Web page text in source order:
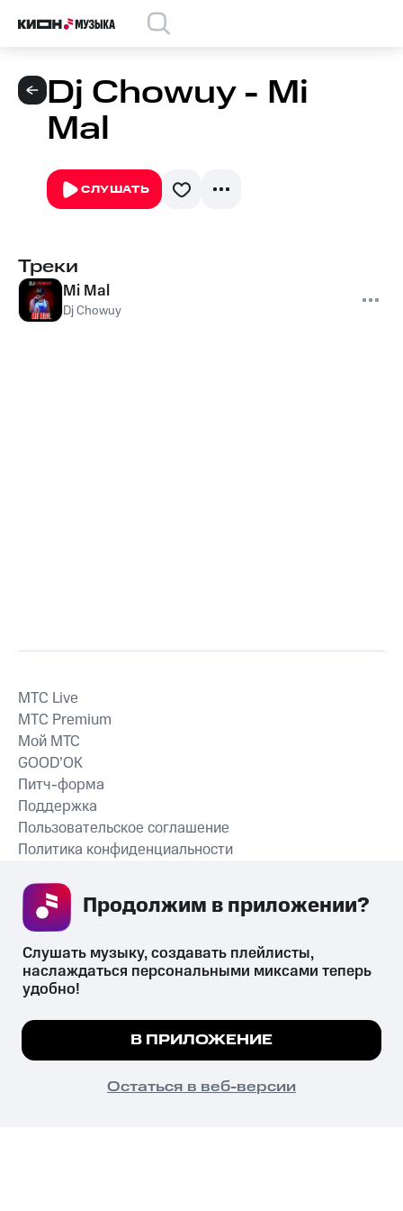
Dj Chowuy - Mi
Mal
СЛУШАТЬ
Треки
Mi Mal
Dj Chowuy
СКАЧАТЬ ПРИЛОЖЕНИЕ
MTС Live
MTС Premium
Мой МТС
GOOD’OK
Питч-форма
Поддержка
Пользовательское соглашение
Политика конфиденциальности
психотропных веществ, их аналогов причиняет вред здоровью,
их незаконный оборот запрещён и влечёт установленную
законодательством ответственность.
© 2026 ООО «КИОН».
Все права защищены
Мы используем куки, чтобы на сайте все
Подробнее
ПОНЯТНО
Слушать музыку, создавать плейлисты,
наслаждаться персональными миксами теперь
удобно!
В ПРИЛОЖЕНИЕ
Остаться в веб-версии